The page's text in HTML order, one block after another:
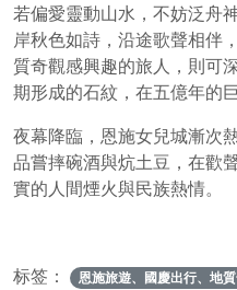
若偏愛靈動山水，不妨泛舟
岸秋色如詩，沿途歌聲相伴
質奇觀感興趣的旅人，則可
期形成的石紋，在五億年的
夜幕降臨，恩施女兒城漸次
品嘗摔碗酒與炕土豆，在歡
實的人間煙火與民族熱情。
标签： 恩施旅遊、國慶出行、地